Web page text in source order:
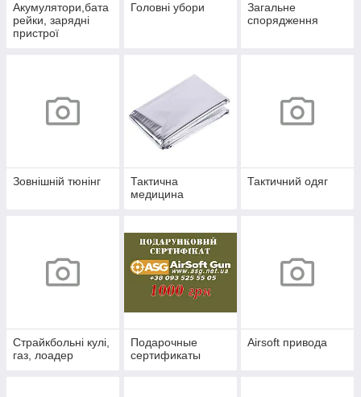
Акумулятори,бата
рейки, зарядні
пристрої
Головні убори
Загальне
спорядження
Зовнішній тюнінг
Тактична
медицина
Тактичний одяг
Страйкбольні кулі,
газ, лоадер
Подарочные
сертификаты
Airsoft привода